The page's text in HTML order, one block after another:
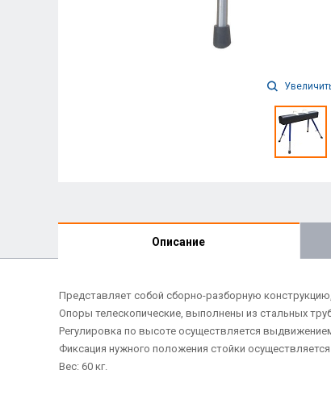
Описание
Представляет собой сборно-разборную
Опоры телескопические, выполнены из стальных
Регулировка по высоте осуществляется
Фиксация нужного положения стойки
Вес: 60 кг.